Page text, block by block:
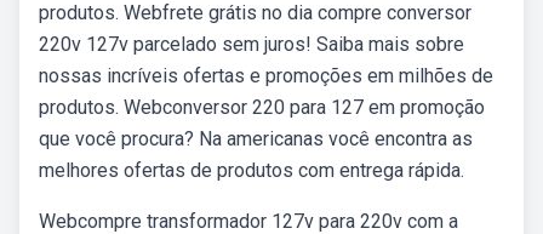
produtos. Webfrete grátis no dia compre conversor
220v 127v parcelado sem juros! Saiba mais sobre
nossas incríveis ofertas e promoções em milhões de
produtos. Webconversor 220 para 127 em promoção
que você procura? Na americanas você encontra as
melhores ofertas de produtos com entrega rápida.
Webcompre transformador 127v para 220v com a